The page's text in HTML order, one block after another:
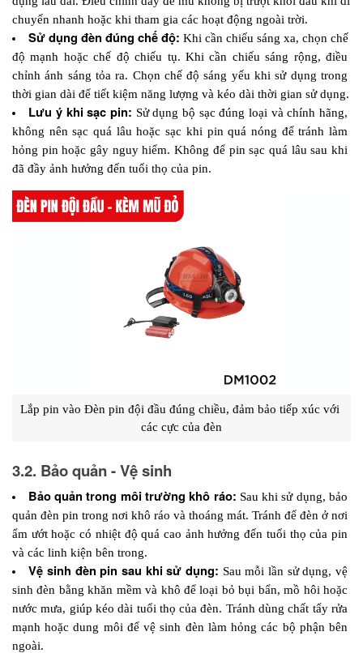
chuyển nhanh hoặc khi tham gia các hoạt động ngoài trời.
Sử dụng đèn đúng chế độ: Khi cần chiếu sáng xa, chọn chế
độ mạnh hoặc chế độ chiếu tụ. Khi cần chiếu sáng rộng, điều
chỉnh ánh sáng tỏa ra. Chọn chế độ sáng yếu khi sử dụng trong
thời gian dài để tiết kiệm năng lượng và kéo dài thời gian sử dụng.
Lưu ý khi sạc pin: Sử dụng bộ sạc đúng loại và chính hãng,
không nên sạc quá lâu hoặc sạc khi pin quá nóng để tránh làm
hỏng pin hoặc gây nguy hiểm. Không để pin sạc quá lâu sau khi
đã đầy ảnh hưởng đến tuổi thọ của pin.
Lắp pin vào Đèn pin đội đầu đúng chiều, đảm bảo tiếp xúc với
các cực của đèn
3.2. Bảo quản - Vệ sinh
Bảo quản trong môi trường khô ráo: Sau khi sử dụng, bảo
quản đèn pin trong nơi khô ráo và thoáng mát. Tránh để đèn ở nơi
ẩm ướt hoặc có nhiệt độ quá cao ảnh hưởng đến tuổi thọ của pin
và các linh kiện bên trong.
Vệ sinh đèn pin sau khi sử dụng: Sau mỗi lần sử dụng, vệ
sinh đèn bằng khăn mềm và khô để loại bỏ bụi bẩn, mồ hôi hoặc
nước mưa, giúp kéo dài tuổi thọ của đèn. Tránh dùng chất tẩy rửa
mạnh hoặc dung môi để vệ sinh đèn làm hỏng các bộ phận bên
ngoài.